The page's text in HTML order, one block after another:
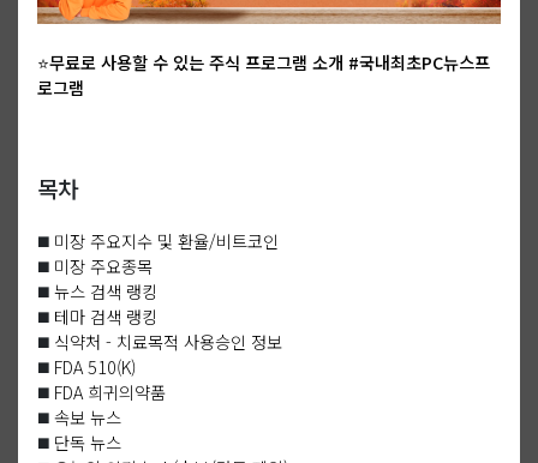
⭐무료로 사용할 수 있는 주식 프로그램 소개 #국내최초PC뉴스프
로그램
목차
◼️ 미장 주요지수 및 환율/비트코인
◼️ 미장 주요종목
◼️뉴스 검색 랭킹
◼️ 테마 검색 랭킹
◼️ 식약처 - 치료목적 사용승인 정보
◼️ FDA 510(K)
◼️ FDA 희귀의약품
◼️속보 뉴스
◼️ 단독 뉴스